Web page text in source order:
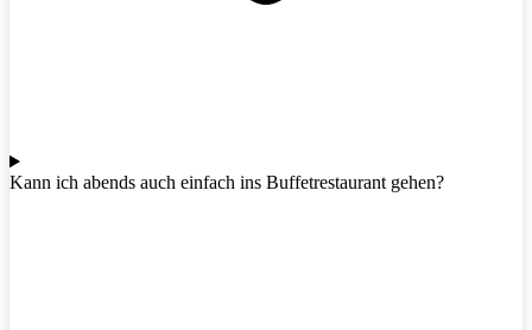
Kann ich abends auch einfach ins Buffetrestaurant gehen?